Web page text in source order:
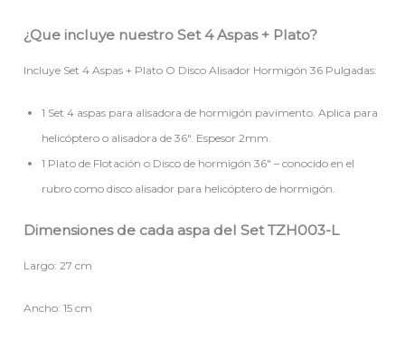
¿Que incluye nuestro Set 4 Aspas + Plato?
Incluye Set 4 Aspas + Plato O Disco Alisador Hormigón 36 Pulgadas:
1 Set 4 aspas para alisadora de hormigón pavimento. Aplica para
helicóptero o alisadora de 36″. Espesor 2mm.
1 Plato de Flotación o Disco de hormigón 36″ – conocido en el
rubro como disco alisador para helicóptero de hormigón.
Dimensiones de cada aspa del Set TZH003-L
Largo: 27 cm
Ancho: 15 cm